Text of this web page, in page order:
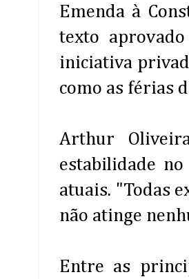
Emenda à
texto
iniciativa
como as férias
Arthur
estabilidade
atuais. "Todas
não atinge
Entre as